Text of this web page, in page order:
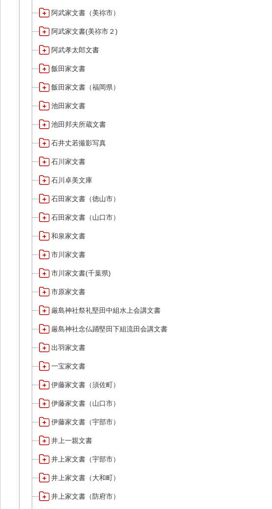
阿武家文書（美祢市）
阿武家文書(美祢市２)
阿武孝太郎文書
飯田家文書
飯田家文書（福岡県）
池田家文書
池田邦夫所蔵文書
石井丈若撮影写真
石川家文書
石川卓美文庫
石田家文書（徳山市）
石田家文書（山口市）
和泉家文書
市川家文書
市川家文書(千葉県)
市原家文書
厳島神社祭礼堅田中組水上会講文書
厳島神社念仏踊堅田下組流田会講文書
出羽家文書
一宝家文書
伊藤家文書（須佐町）
伊藤家文書（山口市）
伊藤家文書（宇部市）
井上一親文書
井上家文書（宇部市）
井上家文書（大和町）
井上家文書（防府市）